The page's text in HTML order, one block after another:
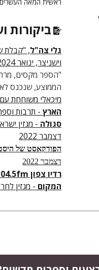
ביקורות
גלי צה"ל, "קבלת
וישניצר, ינואר 2024
"הספר מקסים,
הממוצע, שנכנס
מיכאלי משוחחת עם
הארץ - תרבות
סגולה
דצמבר 2022
הפודקאסט של
דצמבר 2022
רדיו צפון 104.5fm
המקום - מגזין